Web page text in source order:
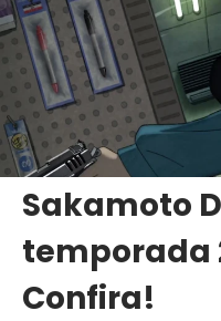
Sakamoto
temporada
Confira!